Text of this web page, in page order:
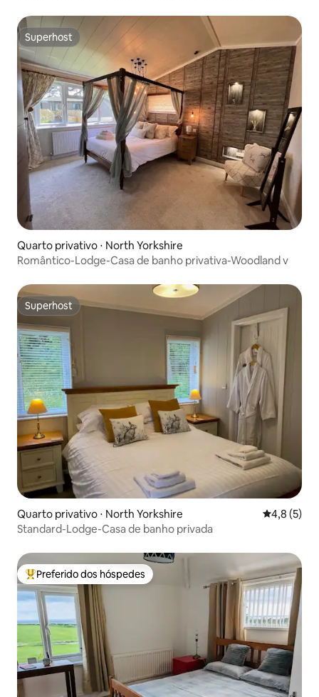
Superhost
Superhost
Quarto privativo ⋅ North Yorkshire
Romântico-Lodge-Casa de banho privativa-Woodland v
Superhost
Superhost
Quarto privativo ⋅ North Yorkshire 4,8 de
4,8 (5)
Standard-Lodge-Casa de banho privada
Entre os melhores preferidos dos hóspedes
Preferido dos hóspedes